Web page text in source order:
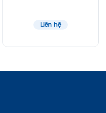
Liên hệ